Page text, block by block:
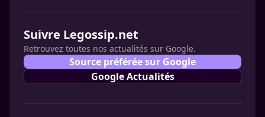
Suivre Legossip.net
Retrouvez toutes nos actualités sur Google.
Source préférée sur Google
Google Actualités